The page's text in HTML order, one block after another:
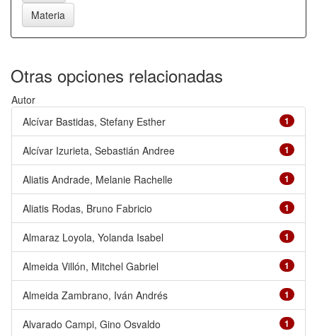
Otras opciones relacionadas
Autor
1
Alcívar Bastidas, Stefany Esther
1
Alcívar Izurieta, Sebastián Andree
1
Aliatis Andrade, Melanie Rachelle
1
Aliatis Rodas, Bruno Fabricio
1
Almaraz Loyola, Yolanda Isabel
1
Almeida Villón, Mitchel Gabriel
1
Almeida Zambrano, Iván Andrés
1
Alvarado Campi, Gino Osvaldo